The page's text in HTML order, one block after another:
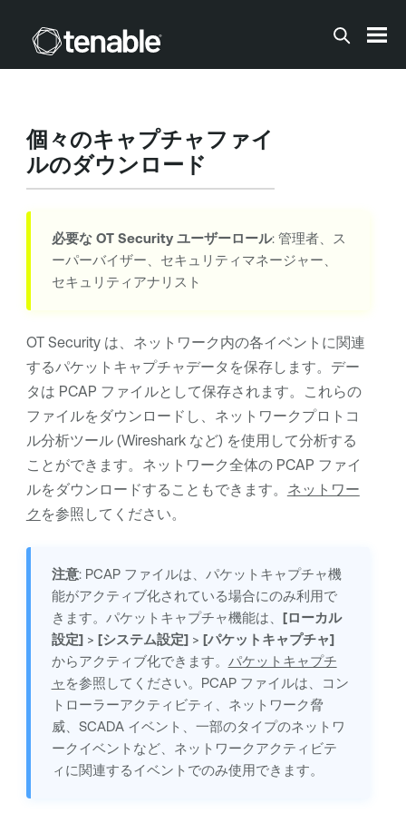
メインコンテンツに移動する
個々のキャプチャファイ
ルのダウンロード
必要な OT Securityユーザーロール: 管理者、ス
ーパーバイザー、セキュリティマネージャー、
セキュリティアナリスト
OT Securityは、ネットワーク内の各イベントに関連
するパケットキャプチャデータを保存します。デー
タは PCAP ファイルとして保存されます。これらの
ファイルをダウンロードし、ネットワークプロトコ
ル分析ツール (Wireshark など) を使用して分析する
ことができます。ネットワーク全体の PCAP ファイ
ルをダウンロードすることもできます。 ネットワー
ク を参照してください。
注意: PCAP ファイルは、パケットキャプチャ機
能がアクティブ化されている場合にのみ利用で
きます。パケットキャプチャ機能は、
[ローカル
設定] > [システム設定] > [パケットキャプチャ]
からアクティブ化できます。 パケットキャプチ
ャ を参照してください。PCAP ファイルは、コン
トローラーアクティビティ、ネットワーク脅
威、SCADA イベント、一部のタイプのネットワ
ークイベントなど、ネットワークアクティビテ
ィに関連するイベントでのみ使用できます。